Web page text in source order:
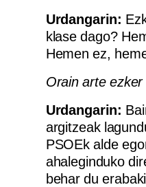
Urdangarin:
klase dago?
Hemen ez,
Orain arte
Urdangarin:
argitzeak
PSOEk alde
ahaleginduko
behar du